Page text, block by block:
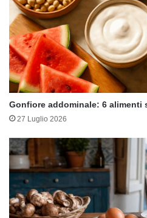
Gonfiore addominale: 6 alimenti
27 Luglio 2026